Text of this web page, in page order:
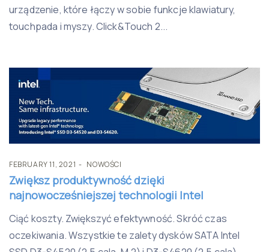
urządzenie, które łączy w sobie funkcje klawiatury,
touchpada i myszy. Click&Touch 2...
FEBRUARY 11, 2021 NOWOŚCI
Zwiększ produktywność dzięki
najnowocześniejszej technologii Intel
Ciąć koszty. Zwiększyć efektywność. Skróć czas
oczekiwania. Wszystkie te zalety dysków SATA Intel